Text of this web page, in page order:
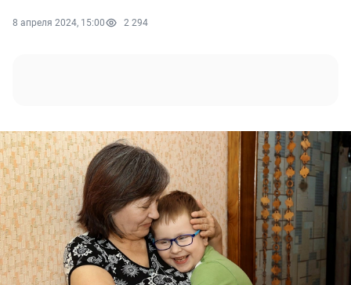
8 апреля 2024, 15:00 2 294